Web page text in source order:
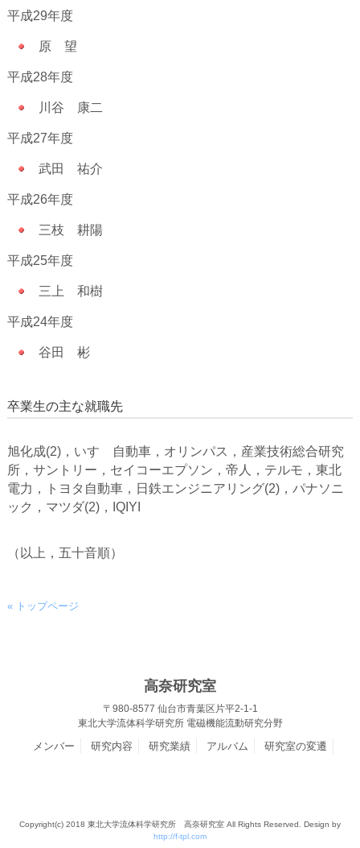
平成29年度
原 望
平成28年度
川谷 康二
平成27年度
武田 祐介
平成26年度
三枝 耕陽
平成25年度
三上 和樹
平成24年度
谷田 彬
卒業生の主な就職先
旭化成(2)，いすゞ自動車，オリンパス，産業技術総合研究
所，サントリー，セイコーエプソン，帝人，テルモ，東北
電力，トヨタ自動車，日鉄エンジニアリング(2)，パナソニ
ック，マツダ(2)，IQIYI
（以上，五十音順）
« トップページ
高奈研究室
〒980-8577 仙台市青葉区片平2-1-1
東北大学流体科学研究所 電磁機能流動研究分野
メンバー 研究内容 研究業績 アルバム 研究室の変遷
Copyright(c) 2018 東北大学流体科学研究所 高奈研究室 All Rights Reserved. Design by
http://f-tpl.com